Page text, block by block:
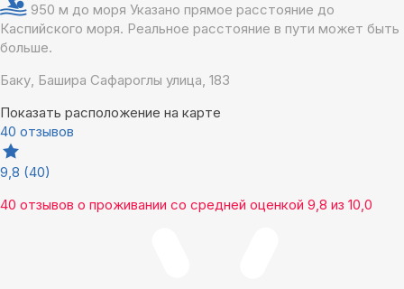
950 м до моря Указано прямое расстояние до
Каспийского моря. Реальное расстояние в пути может быть
больше.
Баку, Башира Сафароглы улица, 183
Показать расположение на карте
40 отзывов
9,8 (40)
40 отзывов о проживании со средней оценкой 9,8 из 10,0